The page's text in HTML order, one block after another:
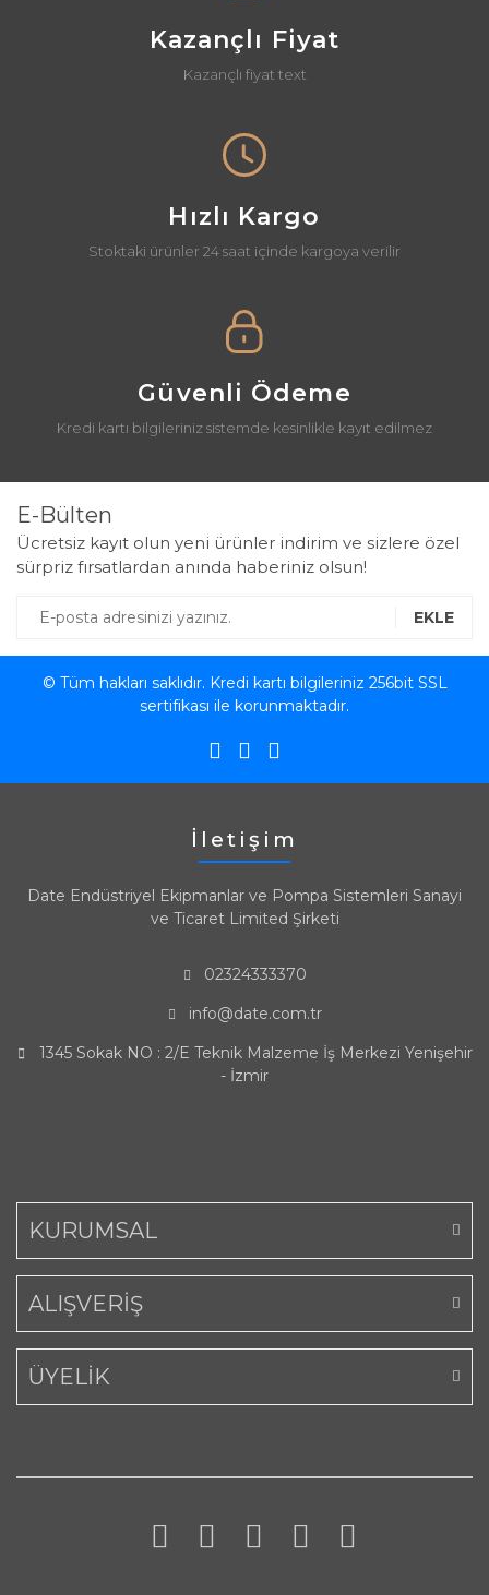
Gönder
Kazançlı Fiyat
Kazançlı fiyat text
Hızlı Kargo
Stoktaki ürünler 24 saat içinde kargoya verilir
Güvenli Ödeme
Kredi kartı bilgileriniz sistemde kesinlikle kayıt edilmez
E-Bülten
Ücretsiz kayıt olun yeni ürünler indirim ve sizlere özel
sürpriz fırsatlardan anında haberiniz olsun!
EKLE
© Tüm hakları saklıdır. Kredi kartı bilgileriniz 256bit SSL
sertifikası ile korunmaktadır.
İletişim
Date Endüstriyel Ekipmanlar ve Pompa Sistemleri Sanayi
ve Ticaret Limited Şirketi
02324333370
info@date.com.tr
1345 Sokak NO : 2/E Teknik Malzeme İş Merkezi Yenişehir
- İzmir
KURUMSAL
ALIŞVERİŞ
ÜYELİK